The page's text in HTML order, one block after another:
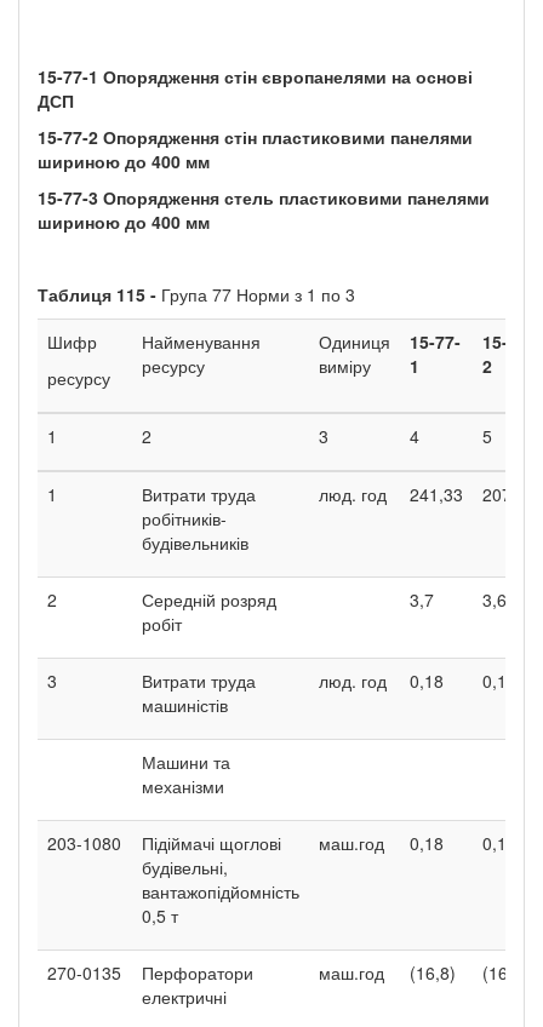
15-77-1 Опорядження стін європанелями на основі
ДСП
15-77-2 Опорядження стін пластиковими панелями
шириною до 400 мм
15-77-3 Опорядження стель пластиковими панелями
шириною до 400 мм
Таблиця 115 - Група 77 Норми з 1 по 3
Шифр
ресурсу
Найменування
ресурсу
Одиниця
виміру
15-77-
1
15-77-
2
1 2 3 4 5
1
Витрати труда
робітників-
будівельників
люд. год 241,33 207,54
2
Середній розряд
робіт
3,7 3,6
3
Витрати труда
машиністів
люд. год 0,18 0,18
Машини та
механізми
203-1080
Підіймачі щоглові
будівельні,
вантажопідйомність
0,5 т
маш.год 0,18 0,18
270-0135
Перфоратори
електричні
маш.год (16,8) (16,8)